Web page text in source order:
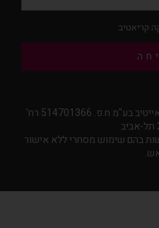
קריאטיב
© כל הזכויות שמורות למוקה קריאייטיב בע"מ ח.פ. 514701366 רח'
בהם שימוש מסחרי ללא אישור